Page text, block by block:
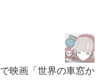
映画「世界の車窓か